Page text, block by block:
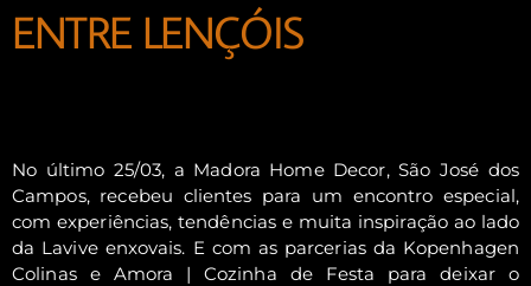
ENTRE LENÇÓIS
No último 25/03, a Madora Home Decor, São José dos
Campos, recebeu clientes para um encontro especial,
com experiências, tendências e muita inspiração ao lado
da Lavive enxovais. E com as parcerias da Kopenhagen
Colinas e Amora | Cozinha de Festa para deixar o